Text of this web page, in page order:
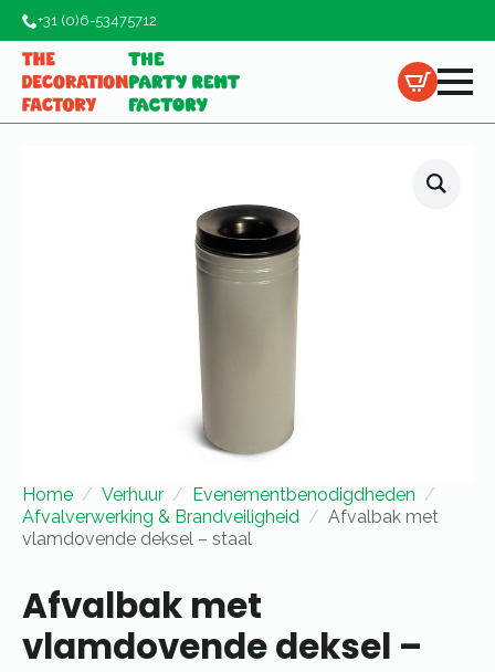
+31 (0)6-53475712
Home Verhuur
Evenementbenodigdheden
Afvalverwerking & Brandveiligheid
Afvalbak met
vlamdovende deksel – staal
Afvalbak met
vlamdovende deksel –